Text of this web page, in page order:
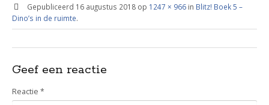
Gepubliceerd 16 augustus 2018op 1247 × 966in Blitz! Boek 5 –
Dino’s in de ruimte.
Geef een reactie
Reactie *